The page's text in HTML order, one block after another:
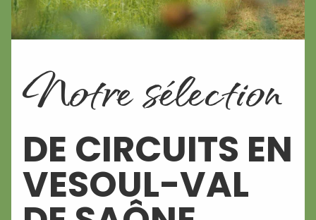
Notre sélection
DE CIRCUITS EN
VESOUL-VAL